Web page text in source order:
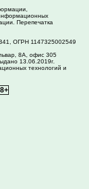
Перепечатка
ОГРН 1147325002549
8А, офис 305
13.06.2019г.
технологий и